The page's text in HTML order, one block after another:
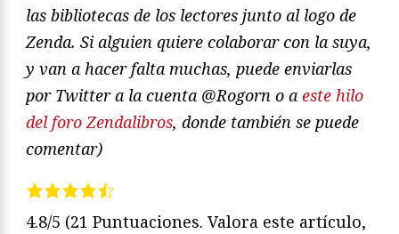
las bibliotecas de los lectores junto al logo de
Zenda. Si alguien quiere colaborar con la suya,
y van a hacer falta muchas, puede enviarlas
por Twitter a la cuenta @Rogorn o a este hilo
del foro Zendalibros, donde también se puede
comentar)
4.8/5 (21 Puntuaciones. Valora este artículo,